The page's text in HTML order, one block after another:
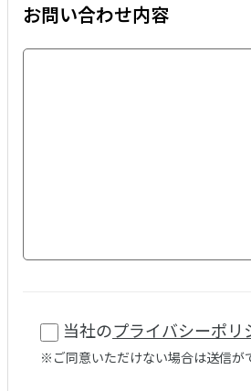
お問い合わせ内容
当社のプライバシーポリ
※ご同意いただけない場合は送信が